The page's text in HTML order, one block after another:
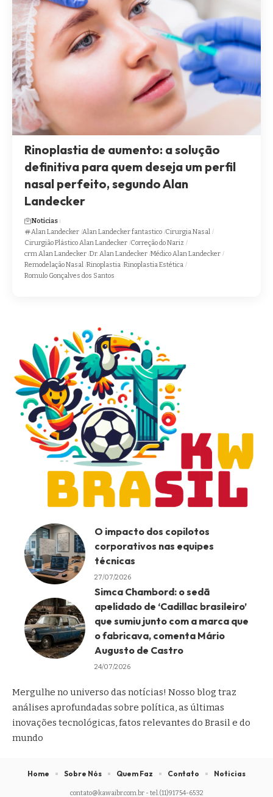
Rinoplastia de aumento: a solução
definitiva para quem deseja um perfil
nasal perfeito, segundo Alan
Landecker
Noticias
Alan Landecker Alan Landecker fantastico Cirurgia Nasal
Cirurgião Plástico Alan Landecker Correção do Nariz
crm Alan Landecker Dr. Alan Landecker Médico Alan Landecker
Remodelação Nasal Rinoplastia Rinoplastia Estética
Romulo Gonçalves dos Santos
O impacto dos copilotos
corporativos nas equipes
técnicas
27/07/2026
Simca Chambord: o sedã
apelidado de ‘Cadillac brasileiro’
que sumiu junto com a marca que
o fabricava, comenta Mário
Augusto de Castro
24/07/2026
Mergulhe no universo das notícias! Nosso blog traz
análises aprofundadas sobre política, as últimas
inovações tecnológicas, fatos relevantes do Brasil e do
mundo
contato@kawaibr.com.br- tel.(11)91754-6532
Home Sobre Nós Quem Faz Contato Noticias